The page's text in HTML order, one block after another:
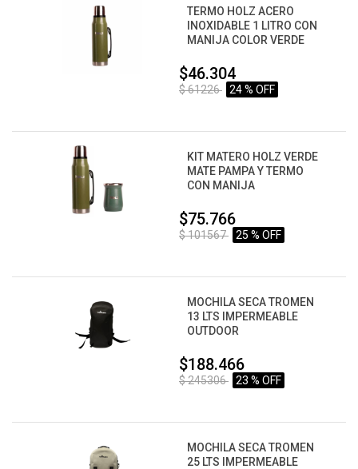
TERMO HOLZ ACERO
INOXIDABLE 1 LITRO CON
MANIJA COLOR VERDE
$46.304
$ 61226 24 % OFF
KIT MATERO HOLZ VERDE
MATE PAMPA Y TERMO
CON MANIJA
$75.766
$ 101567 25 % OFF
MOCHILA SECA TROMEN
13 LTS IMPERMEABLE
OUTDOOR
$188.466
$ 245306 23 % OFF
MOCHILA SECA TROMEN
25 LTS IMPERMEABLE